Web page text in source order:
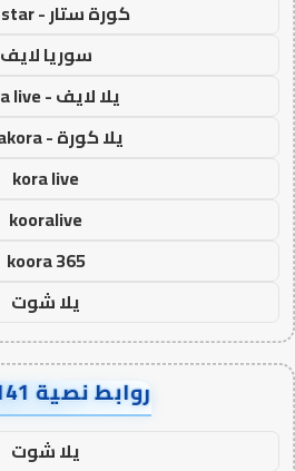
كورة ستار - kora star
سوريا لايف
يلا لايف - yalla live
يلا كورة - yallakora
kora live
kooralive
koora 365
يلا شوت
روابط نصية AA90141
يلا شوت